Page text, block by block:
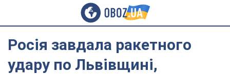
Росія завдала ракетного
удару по Львівщині,